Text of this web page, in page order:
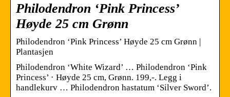
Philodendron ‘Pink Princess’
Høyde 25 cm Grønn
Philodendron ‘Pink Princess’ Høyde 25 cm Grønn |
Plantasjen
Philodendron ‘White Wizard’ … Philodendron ‘Pink
Princess’ · Høyde 25 cm, Grønn. 199,-. Legg i
handlekurv … Philodendron hastatum ‘Silver Sword’.